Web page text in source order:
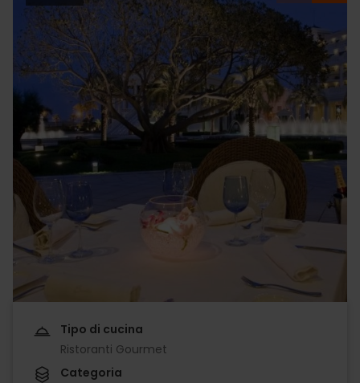
Tipo di cucina
Ristoranti Gourmet
Categoria